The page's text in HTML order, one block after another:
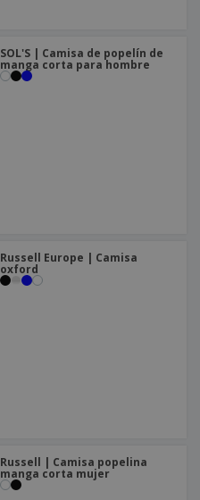
SOL'S | Camisa de popelín de
manga corta para hombre
Russell Europe | Camisa
oxford
Russell | Camisa popelina
manga corta mujer